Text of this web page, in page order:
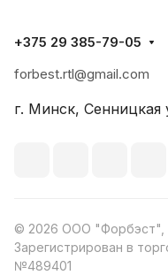
+375 29 385-79-05
forbest.rtl@gmail.com
г. Минск, Сенницкая
© 2026 ООО "Форбэст",
Зарегистрирован в
№489401